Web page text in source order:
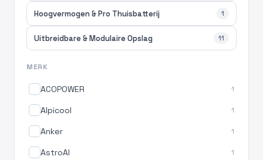
Hoogvermogen & Pro Thuisbatterij 1
Uitbreidbare & Modulaire Opslag 11
MERK
ACOPOWER 1
Alpicool 1
Anker 1
AstroAI 1